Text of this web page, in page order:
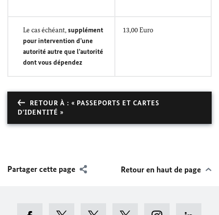
Le cas échéant,supplément
pour intervention d’une
autorité autre que l’autorité
dont vous dépendez
13,00 Euro
RETOUR À : « PASSEPORTS ET CARTES
D’IDENTITÉ »
Partager cette page Retour en haut de page